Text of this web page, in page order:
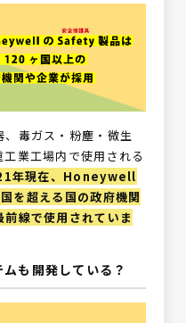
毒ガス・粉塵・微生
業工場内で使用される
年現在、Honeywell
を超える国の政府機関
線で使用されていま
も開発している？